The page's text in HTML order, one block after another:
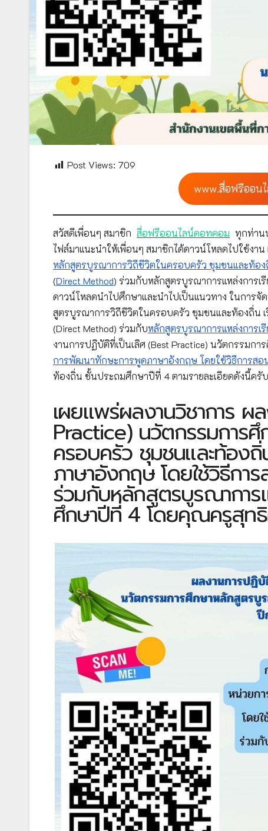
Post Views: 709
www.สื่อฟรีออน
สวัสดีเพื่อนๆ สมาชิก สื่อฟรีออนไลน์ดอทคอม ทุกท่าน
ไฟล์มาแนะนำให้เพื่อนๆ สมาชิกได้ดาวน์โหลดไปใช้งาน
หลักสูตรบูรณาการวิถีชีวิตในครอบครัว ชุมชนและท้อ
(Direct Method) ร่วมกับหลักสูตรบูรณาการแหล่งการ
ดาวน์โหลดนำไปศึกษาและนำไปเป็นแนวทาง ในการจั
สูตรบูรณาการวิถีชีวิตในครอบครัว ชุมชนและท้องถิ่น
(Direct Method) ร่วมกับหลักสูตรบูรณาการแหล่งการ
งานการปฏิบัติที่เป็นเลิศ (Best Practice) นวัตกรรมก
การพัฒนาทักษะการพูดภาษาอังกฤษ โดยใช้วิธีการสอ
ท้องถิ่น ชั้นประถมศึกษาปีที่ 4 ตามรายละเอียดดังนี้ครับ
เผยแพร่ผลงานวิชาการ ผ
Practice) นวัตกรรมการ
ครอบครัว ชุมชนและท้อง
ภาษาอังกฤษ โดยใช้วิธีก
ร่วมกับหลักสูตรบูรณาการ
ศึกษาปีที่ 4 โดยคุณครูสุท